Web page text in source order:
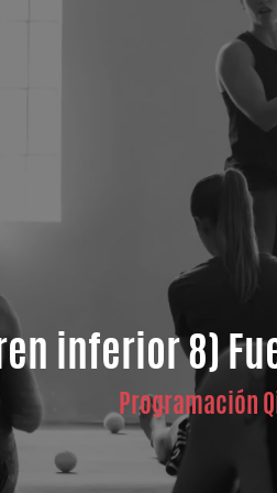
inferior 8)
Programación